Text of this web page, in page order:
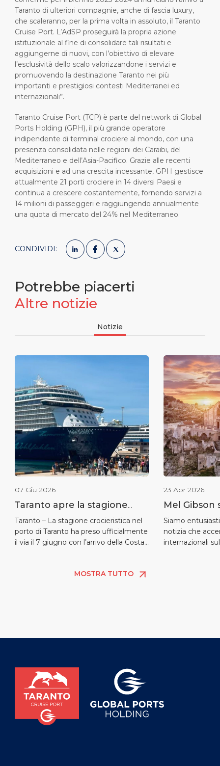
Taranto di ulteriori compagnie, anche di fascia luxury,
che scaleranno, per la prima volta in assoluto, il Taranto
Cruise Port. L’AdSP proseguirà la propria azione
istituzionale al fine di consolidare tali risultati e
aggiungerne di nuovi, con l’obiettivo di elevare
l’esclusività dello scalo valorizzandone i servizi e
promuovendo la destinazione Taranto nei più
importanti e prestigiosi contesti Mediterranei ed
internazionali”.
Taranto Cruise Port (TCP) è parte del network di Global
Ports Holding (GPH), il più grande operatore
indipendente di terminal crociere al mondo, con una
presenza consolidata nelle regioni dei Caraibi, del
Mediterraneo e dell’Asia-Pacifico. Grazie alle recenti
acquisizioni e ad una crescita incessante, GPH gestisce
attualmente 21 porti crociere in 14 diversi Paesi e
continua a crescere costantemente, fornendo servizi a
14 milioni di passeggeri e raggiungendo annualmente
una quota di mercato del 24% nel Mediterraneo.
CONDIVIDI:
Potrebbe piacerti
Altre notizie
Notizie
07 Giu 2026
Taranto apre la stagione
delle crociere con un doppio
accosto il 7 giugno: Costa
Fascinosa e Mein Schiff 5
Taranto – La stagione crocieristica nel
porto di Taranto ha preso ufficialmente
il via il 7 giugno con l’arrivo della Costa
crocieristico dello scalo ionico. Il doppio
23 Apr 2026
Mel Gibson
delle
cinema
Siamo
notizia che
internazionali
MOSTRA TUTTO